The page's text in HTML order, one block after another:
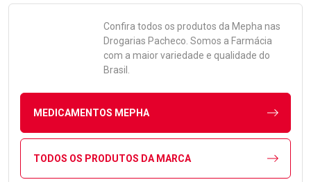
Confira todos os produtos da Mepha nas
Drogarias Pacheco. Somos a Farmácia
com a maior variedade e qualidade do
Brasil.
MEDICAMENTOS MEPHA
TODOS OS PRODUTOS DA MARCA